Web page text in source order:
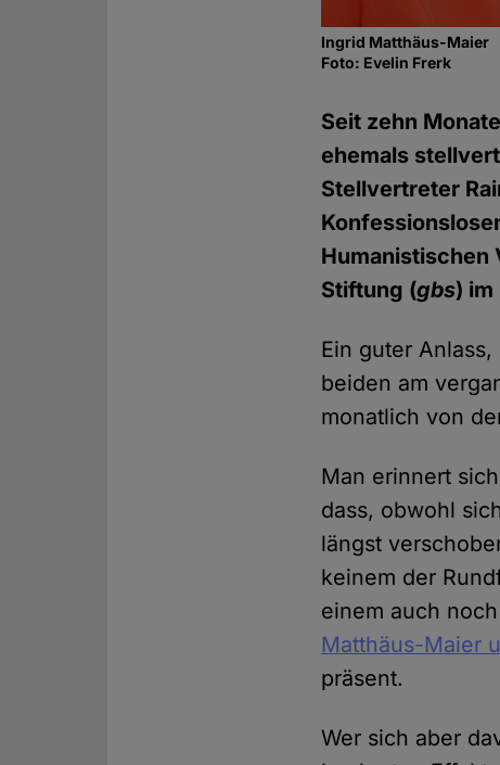
Ingrid Matthäus-Maier
Foto: Evelin Frerk
Seit zehn
ehemals
Stellvertreter
Humanistischen
Stiftung (gbs) im
Ein guter
beiden am
monatlich von
Man erinnert
dass, obwohl
längst
keinem der
einem auch
Matthäus-Maier
präsent.
Wer sich aber